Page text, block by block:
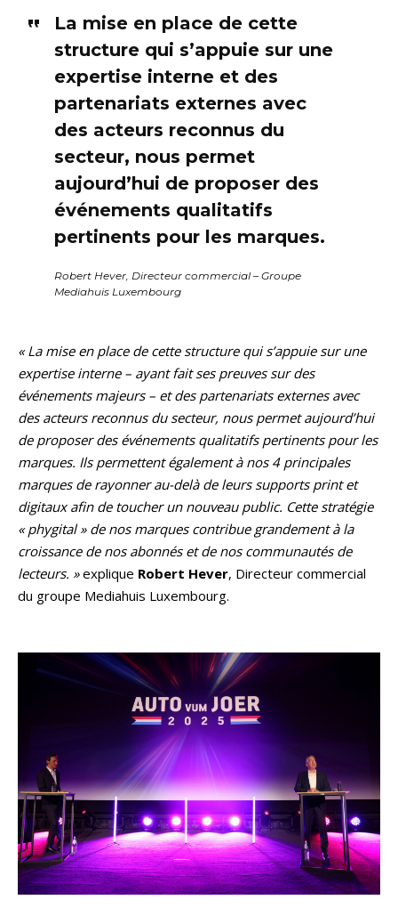
La mise en place de cette
structure qui s’appuie sur une
expertise interne et des
partenariats externes avec
des acteurs reconnus du
secteur, nous permet
aujourd’hui de proposer des
événements qualitatifs
pertinents pour les marques.
Robert Hever, Directeur commercial – Groupe
Mediahuis Luxembourg
« La mise en place de cette structure qui s’appuie sur une
expertise interne – ayant fait ses preuves sur des
événements majeurs – et des partenariats externes avec
des acteurs reconnus du secteur, nous permet aujourd’hui
de proposer des événements qualitatifs pertinents pour les
marques. Ils permettent également à nos 4 principales
marques de rayonner au-delà de leurs supports print et
digitaux afin de toucher un nouveau public. Cette stratégie
« phygital » de nos marques contribue grandement à la
croissance de nos abonnés et de nos communautés de
lecteurs. »explique Robert Hever, Directeur commercial
du groupe Mediahuis Luxembourg.